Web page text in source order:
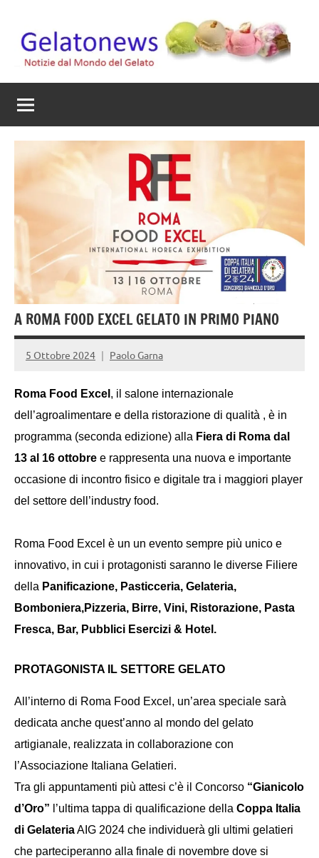
contenuto
Gelato
News
mondo
del
artigianale
A ROMA FOOD EXCEL GELATO IN PRIMO PIANO
5 Ottobre 2024 Paolo Garna
Roma Food Excel , il salone internazionale
dell’agroalimentare e della ristorazione di qualità , è in
programma (seconda edizione) alla Fiera di Roma dal
13 al 16 ottobre e rappresenta una nuova e importante
occasione di incontro fisico e digitale tra i maggiori player
del settore dell’industry food.
Roma Food Excel è un un evento sempre più unico e
innovativo, in cui i protagonisti saranno le diverse Filiere
della Panificazione, Pasticceria, Gelateria,
Bomboniera,Pizzeria, Birre, Vini, Ristorazione, Pasta
Fresca, Bar, Pubblici Esercizi & Hotel.
PROTAGONISTA IL SETTORE GELATO
All’interno di Roma Food Excel, un’area speciale sarà
dedicata anche quest’anno al mondo del gelato
artigianale, realizzata in collaborazione con
l’Associazione Italiana Gelatieri.
Tra gli appuntamenti più attesi c’è il Concorso “Gianicolo
d’Oro” l’ultima tappa di qualificazione della Coppa Italia
di GelateriaAIG 2024 che individuerà gli ultimi gelatieri
che parteciperanno alla finale di novembre dove si